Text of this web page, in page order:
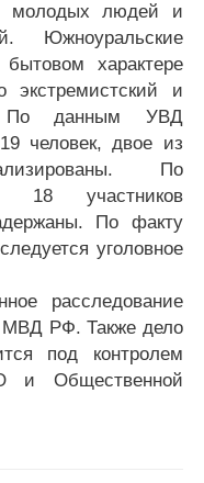
молодых людей и
Южноуральские
характере
экстремистский и
По данным УВД
человек, двое из
По
18 участников
По факту
уголовное
расследование
МВД РФ. Также дело
под контролем
и Общественной